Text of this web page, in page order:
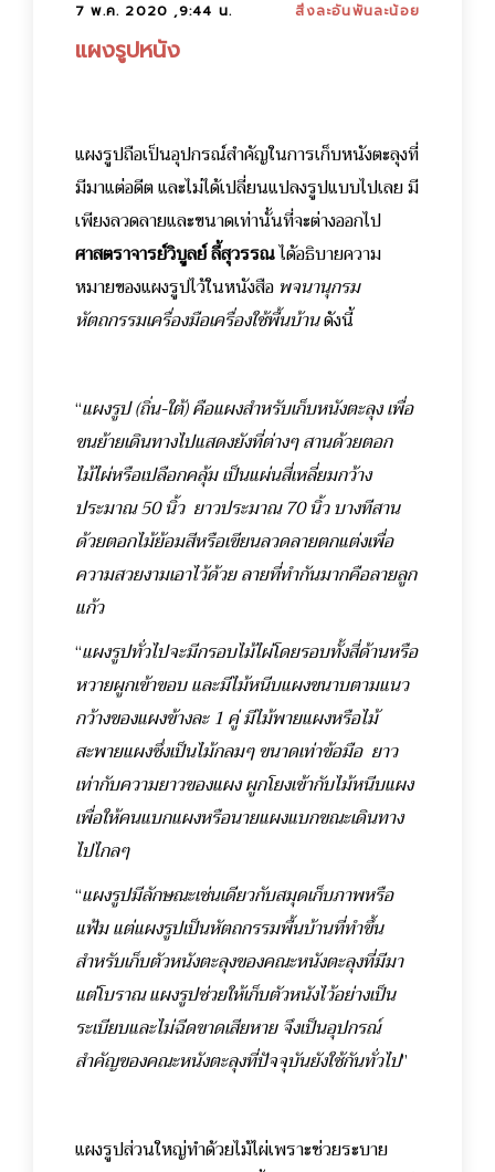
7 พ.ค. 2020 ,9:44 น. สิ่งละอันพันละน้อย
แผงรูปหนัง
แผงรูปถือเป็นอุปกรณ์สำคัญในการเก็บหนังตะลุงที่
มีมาแต่อดีต และไม่ได้เปลี่ยนแปลงรูปแบบไปเลย มี
เพียงลวดลายและขนาดเท่านั้นที่จะต่างออกไป
ศาสตราจารย์วิบูลย์ ลี้สุวรรณได้อธิบายความ
หมายของแผงรูปไว้ในหนังสือ พจนานุกรม
หัตถกรรมเครื่องมือเครื่องใช้พื้นบ้านดังนี้
“แผงรูป (ถิ่น-ใต้) คือแผงสำหรับเก็บหนังตะลุง เพื่อ
ขนย้ายเดินทางไปแสดงยังที่ต่างๆ สานด้วยตอก
ไม้ไผ่หรือเปลือกคลุ้ม เป็นแผ่นสี่เหลี่ยมกว้าง
ประมาณ 50 นิ้ว ยาวประมาณ 70 นิ้ว บางทีสาน
ด้วยตอกไม้ย้อมสีหรือเขียนลวดลายตกแต่งเพื่อ
ความสวยงามเอาไว้ด้วย ลายที่ทำกันมากคือลายลูก
แก้ว
“แผงรูปทั่วไปจะมีกรอบไม้ไผ่โดยรอบทั้งสี่ด้านหรือ
หวายผูกเข้าขอบ และมีไม้หนีบแผงขนาบตามแนว
กว้างของแผงข้างละ 1 คู่ มีไม้พายแผงหรือไม้
สะพายแผงซึ่งเป็นไม้กลมๆ ขนาดเท่าข้อมือ ยาว
เท่ากับความยาวของแผง ผูกโยงเข้ากับไม้หนีบแผง
เพื่อให้คนแบกแผงหรือนายแผงแบกขณะเดินทาง
ไปไกลๆ
“แผงรูปมีลักษณะเช่นเดียวกับสมุดเก็บภาพหรือ
แฟ้ม แต่แผงรูปเป็นหัตถกรรมพื้นบ้านที่ทำขึ้น
สำหรับเก็บตัวหนังตะลุงของคณะหนังตะลุงที่มีมา
แต่โบราณ แผงรูปช่วยให้เก็บตัวหนังไว้อย่างเป็น
ระเบียบและไม่ฉีดขาดเสียหาย จึงเป็นอุปกรณ์
สำคัญของคณะหนังตะลุงที่ปัจจุบันยังใช้กันทั่วไป”
แผงรูปส่วนใหญ่ทำด้วยไม้ไผ่เพราะช่วยระบาย